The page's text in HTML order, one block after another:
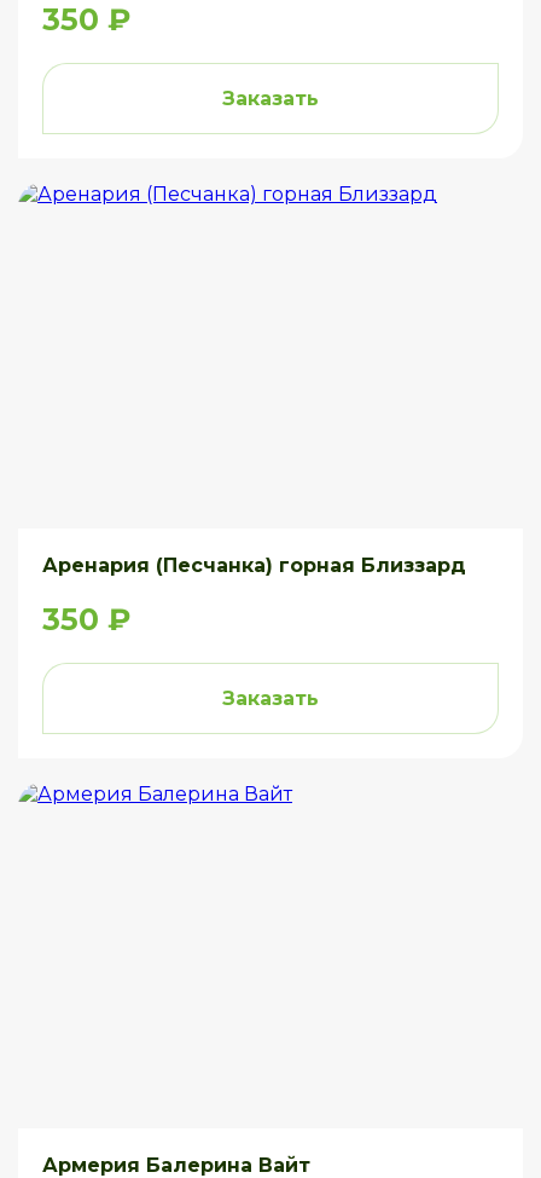
350 ₽
Заказать
Аренария (Песчанка) горная Близзард
350 ₽
Заказать
Армерия Балерина Вайт